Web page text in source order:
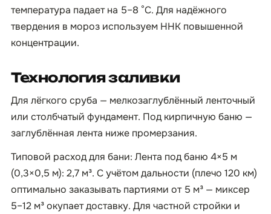
температура падает на 5–8 °C. Для надёжного
твердения в мороз используем ННК повышенной
концентрации.
Технология заливки
Для лёгкого сруба — мелкозаглублённый ленточный
или столбчатый фундамент. Под кирпичную баню —
заглублённая лента ниже промерзания.
Типовой расход для бани: Лента под баню 4×5 м
(0,3×0,5 м): 2,7 м³. С учётом дальности (плечо 120 км)
оптимально заказывать партиями от 5 м³ — миксер
5–12 м³ окупает доставку. Для частной стройки и